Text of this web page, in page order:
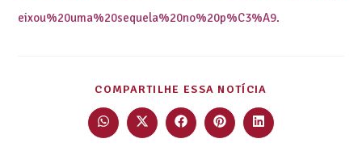
eixou%20uma%20sequela%20no%20p%C3%A9.
COMPARTILHE ESSA NOTÍCIA